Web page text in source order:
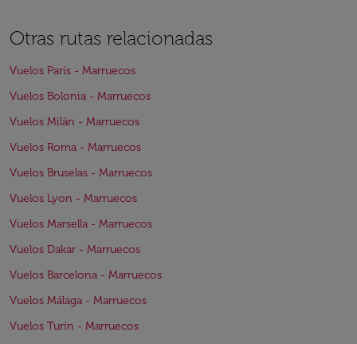
Otras rutas relacionadas
Vuelos París - Marruecos
Vuelos Bolonia - Marruecos
Vuelos Milán - Marruecos
Vuelos Roma - Marruecos
Vuelos Bruselas - Marruecos
Vuelos Lyon - Marruecos
Vuelos Marsella - Marruecos
Vuelos Dakar - Marruecos
Vuelos Barcelona - Marruecos
Vuelos Málaga - Marruecos
Vuelos Turín - Marruecos